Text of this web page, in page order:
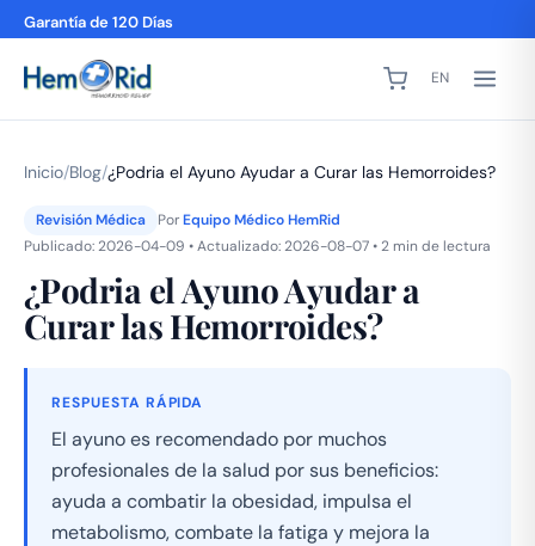
Garantía de 120 Días
EN
Inicio/Blog/¿Podria el Ayuno Ayudar a Curar las Hemorroides?
Revisión Médica PorEquipo Médico HemRid
Publicado: 2026-04-09 • Actualizado: 2026-08-07 • 2 min de lectura
¿Podria el Ayuno Ayudar a
Curar las Hemorroides?
RESPUESTA RÁPIDA
El ayuno es recomendado por muchos
profesionales de la salud por sus beneficios:
ayuda a combatir la obesidad, impulsa el
metabolismo, combate la fatiga y mejora la